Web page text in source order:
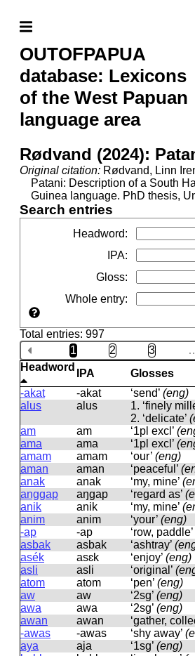
OUTOFPAPUA
database: Lexicons
of the West Papuan
language area
Rødvand (2024):
Original citation: Rødvand, Linn
Patani: Description of a South
Guinea language. PhD thesis,
Search entries
Headword:
IPA:
Gloss:
Whole entry:
Total entries: 997
1
2 3
Headword
IPA
Glosses
-akat
-akat ‘send’ (eng)
alus
alus 1. ‘finely
2. ‘delicate’
am
am ‘1pl excl’
ama
ama ‘1pl excl’
amam
amam ‘our’ (eng)
aman
aman ‘peaceful’
anak
anak ‘my, mine’
anggap
aŋɡap ‘regard as’
anik
anik ‘my, mine’
anim
anim ‘your’ (eng)
-ap
-ap ‘row, paddle’
asbak
asbak ‘ashtray’
asék
asɛk ‘enjoy’ (eng)
asli
asli ‘original’
atom
atom ‘pen’ (eng)
aw
aw ‘2sg’ (eng)
awa
awa ‘2sg’ (eng)
awan
awan ‘gather,
-awas
-awas ‘shy away’
aya
aja ‘1sg’ (eng)